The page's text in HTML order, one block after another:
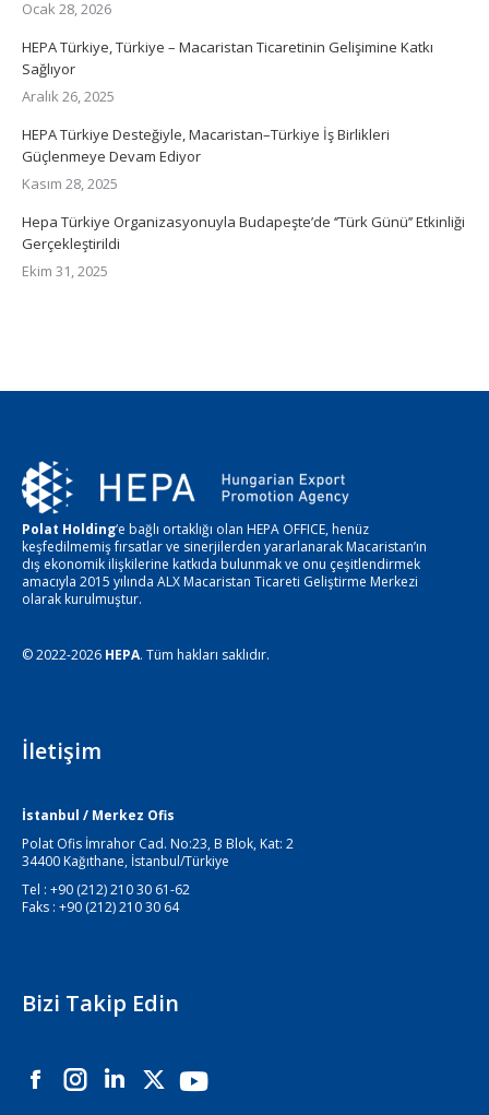
Ocak 28, 2026
HEPA Türkiye, Türkiye – Macaristan Ticaretinin Gelişimine Katkı
Sağlıyor
Aralık 26, 2025
HEPA Türkiye Desteğiyle, Macaristan–Türkiye İş Birlikleri
Güçlenmeye Devam Ediyor
Kasım 28, 2025
Hepa Türkiye Organizasyonuyla Budapeşte’de ‘’Türk Günü’’ Etkinliği
Gerçekleştirildi
Ekim 31, 2025
Polat Holding‘e bağlı ortaklığı olan HEPA OFFICE, henüz
keşfedilmemiş fırsatlar ve sinerjilerden yararlanarak Macaristan’ın
dış ekonomik ilişkilerine katkıda bulunmak ve onu çeşitlendirmek
amacıyla 2015 yılında ALX Macaristan Ticareti Geliştirme Merkezi
olarak kurulmuştur.
© 2022-2026 HEPA. Tüm hakları saklıdır.
İletişim
İstanbul / Merkez Ofis
Polat Ofis İmrahor Cad. No:23, B Blok, Kat: 2
34400 Kağıthane, İstanbul/Türkiye
Tel : +90 (212) 210 30 61-62
Faks : +90 (212) 210 30 64
Bizi Takip Edin
Instagram